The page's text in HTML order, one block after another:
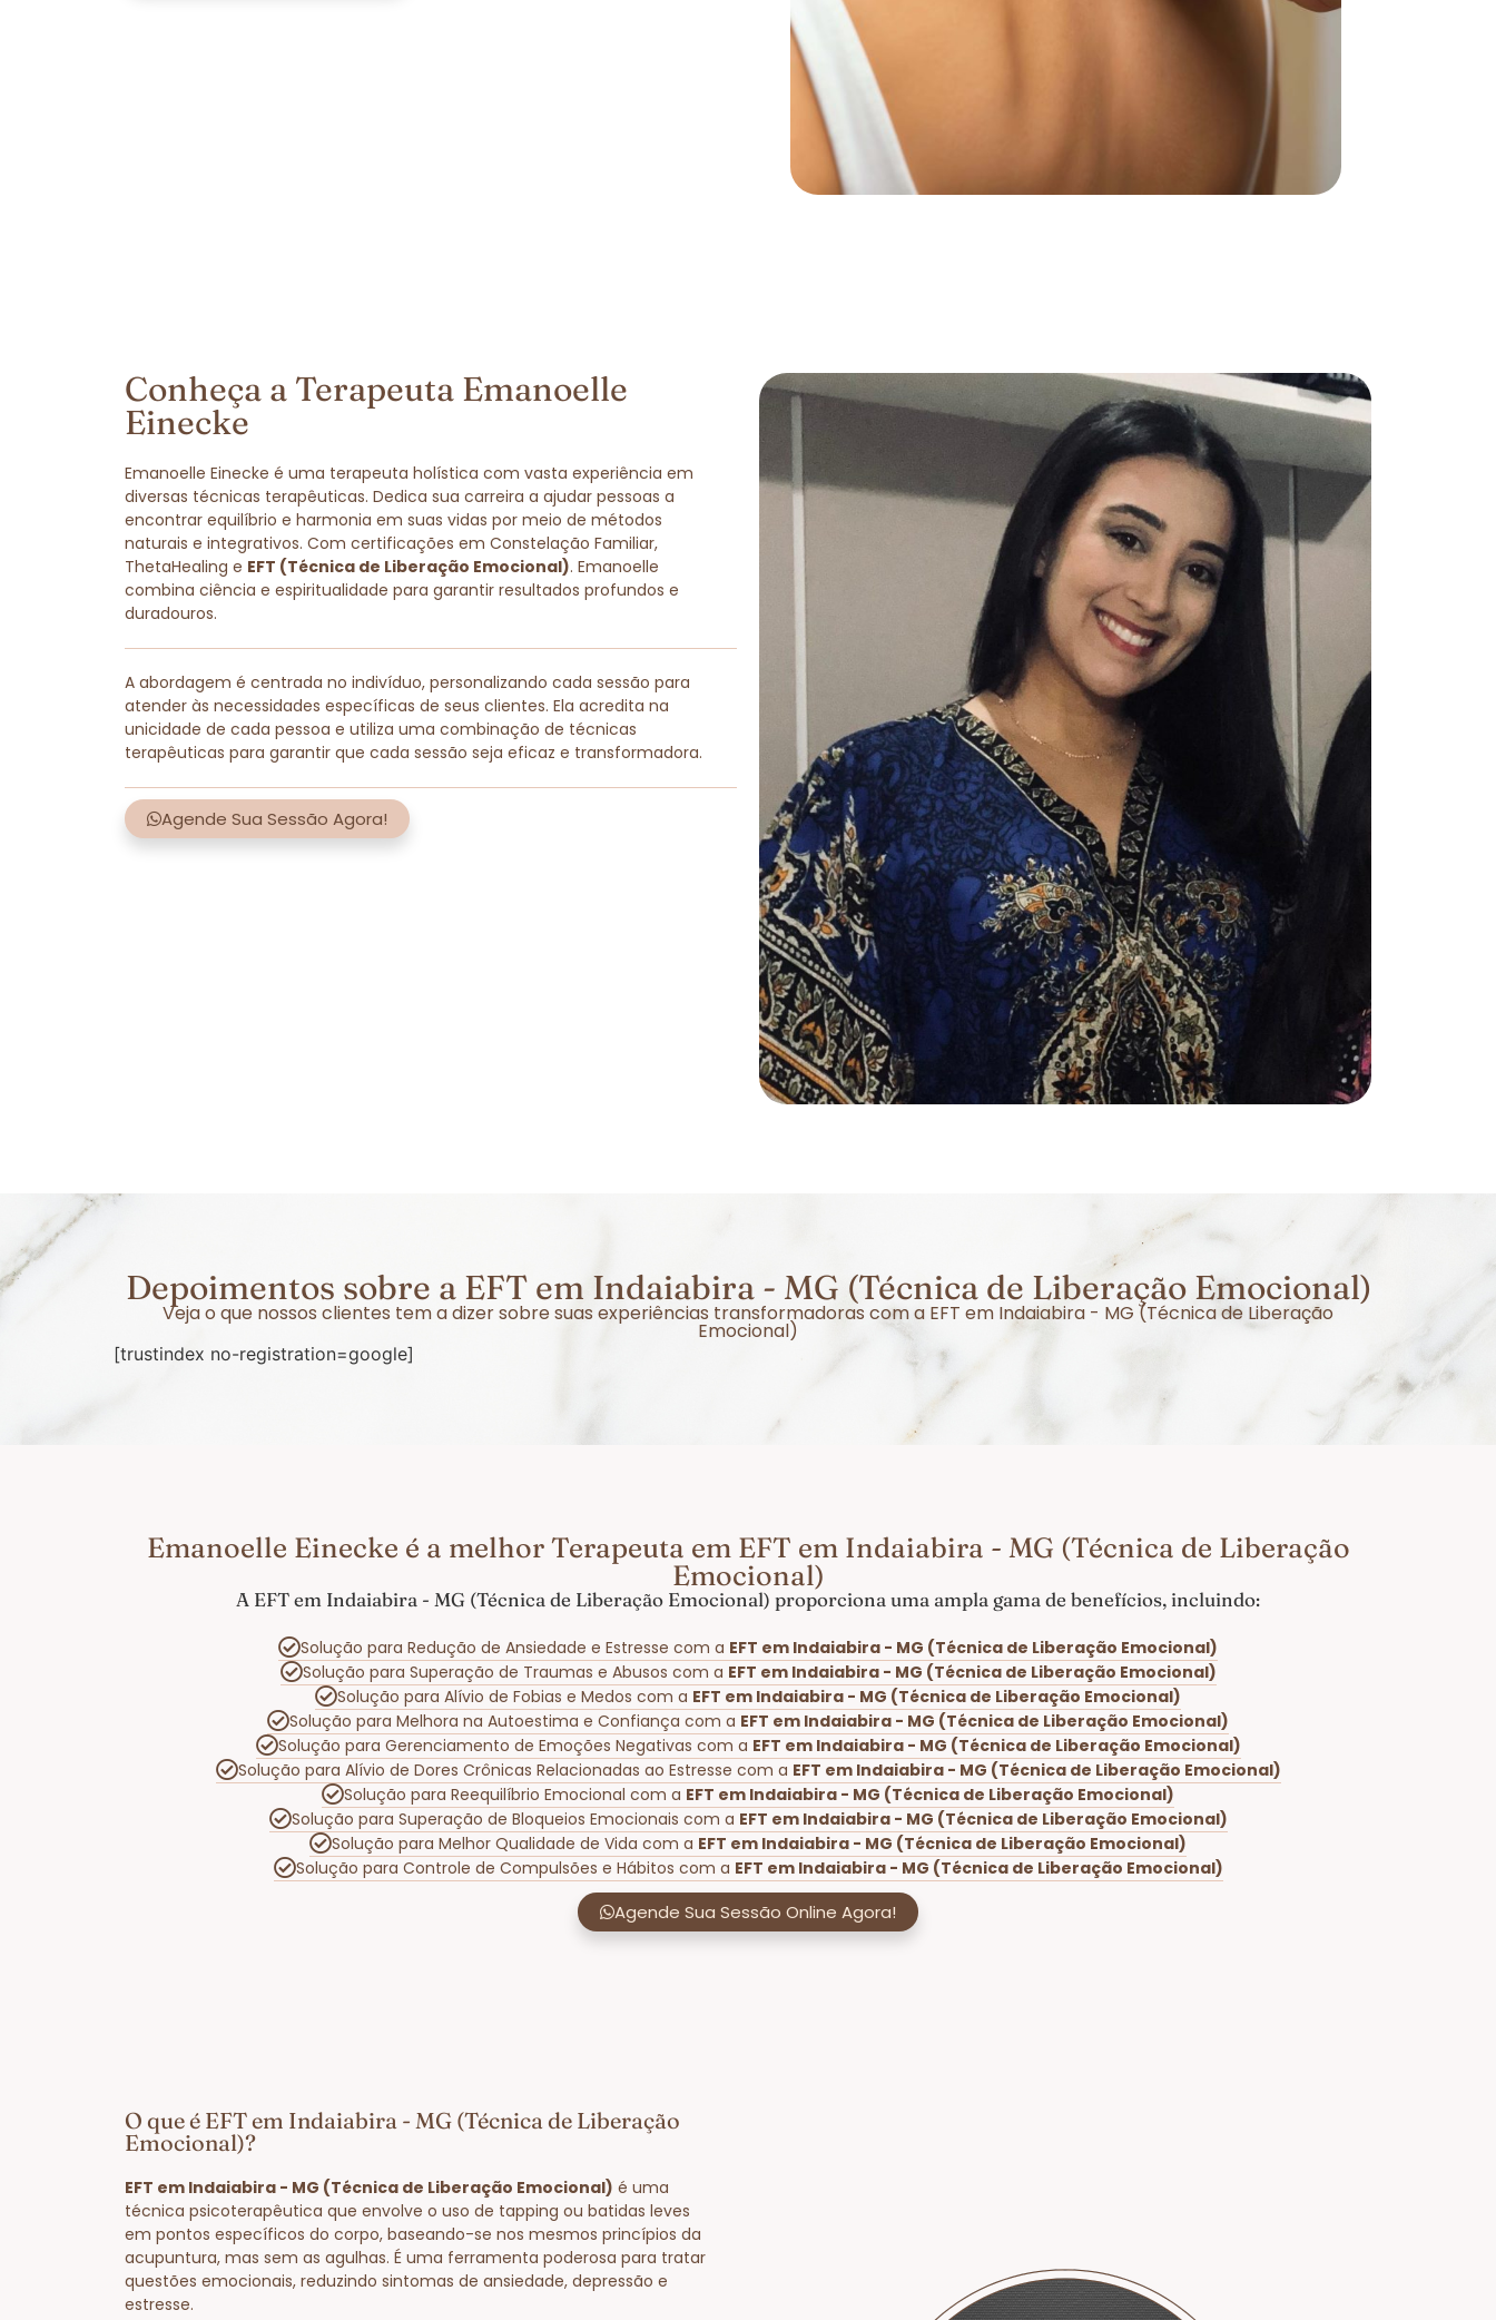
Conheça a Terapeuta Emanoelle
Einecke
Emanoelle Einecke é uma terapeuta holística com vasta experiência em
diversas técnicas terapêuticas. Dedica sua carreira a ajudar pessoas a
encontrar equilíbrio e harmonia em suas vidas por meio de métodos
naturais e integrativos. Com certificações em Constelação Familiar,
ThetaHealing e EFT (Técnica de Liberação Emocional). Emanoelle
combina ciência e espiritualidade para garantir resultados profundos e
duradouros.
A abordagem é centrada no indivíduo, personalizando cada sessão para
atender às necessidades específicas de seus clientes. Ela acredita na
unicidade de cada pessoa e utiliza uma combinação de técnicas
terapêuticas para garantir que cada sessão seja eficaz e transformadora.
Agende Sua Sessão Agora!
Depoimentos sobre a EFT em Indaiabira - MG (Técnica de Liberação Emocional)
Veja o que nossos clientes tem a dizer sobre suas experiências transformadoras com a EFT em Indaiabira - MG (Técnica de Liberação
Emocional)
[trustindex no-registration=google]
Emanoelle Einecke é a melhor Terapeuta em EFT em Indaiabira - MG (Técnica de Liberação
Emocional)
A EFT em Indaiabira - MG (Técnica de Liberação Emocional) proporciona uma ampla gama de benefícios, incluindo:
Solução para Redução de Ansiedade e Estresse com a EFT em Indaiabira - MG (Técnica de Liberação Emocional)
Solução para Superação de Traumas e Abusos com a EFT em Indaiabira - MG (Técnica de Liberação Emocional)
Solução para Alívio de Fobias e Medos com a EFT em Indaiabira - MG (Técnica de Liberação Emocional)
Solução para Melhora na Autoestima e Confiança com a EFT em Indaiabira - MG (Técnica de Liberação Emocional)
Solução para Gerenciamento de Emoções Negativas com a EFT em Indaiabira - MG (Técnica de Liberação Emocional)
Solução para Alívio de Dores Crônicas Relacionadas ao Estresse com a EFT em Indaiabira - MG (Técnica de Liberação Emocional)
Solução para Reequilíbrio Emocional com a EFT em Indaiabira - MG (Técnica de Liberação Emocional)
Solução para Superação de Bloqueios Emocionais com a EFT em Indaiabira - MG (Técnica de Liberação Emocional)
Solução para Melhor Qualidade de Vida com a EFT em Indaiabira - MG (Técnica de Liberação Emocional)
Solução para Controle de Compulsões e Hábitos com a EFT em Indaiabira - MG (Técnica de Liberação Emocional)
Agende Sua Sessão Online Agora!
O que é EFT em Indaiabira - MG (Técnica de Liberação
Emocional)?
EFT em Indaiabira - MG (Técnica de Liberação Emocional) é uma
técnica psicoterapêutica que envolve o uso de tapping ou batidas leves
em pontos específicos do corpo, baseando-se nos mesmos princípios da
acupuntura, mas sem as agulhas. É uma ferramenta poderosa para tratar
questões emocionais, reduzindo sintomas de ansiedade, depressão e
estresse.